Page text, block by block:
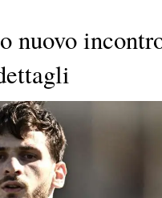
nuovo